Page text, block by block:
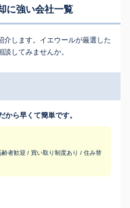
に強い会社一覧
介します。イエウールが厳選した
してみませんか。
ら早くて簡単です。
者歓迎 / 買い取り制度あり / 住み替